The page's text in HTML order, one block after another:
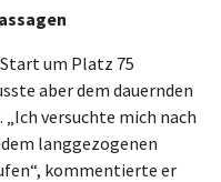
um Platz 75
aber dem dauernden
versuchte mich nach
langgezogenen
kommentierte er